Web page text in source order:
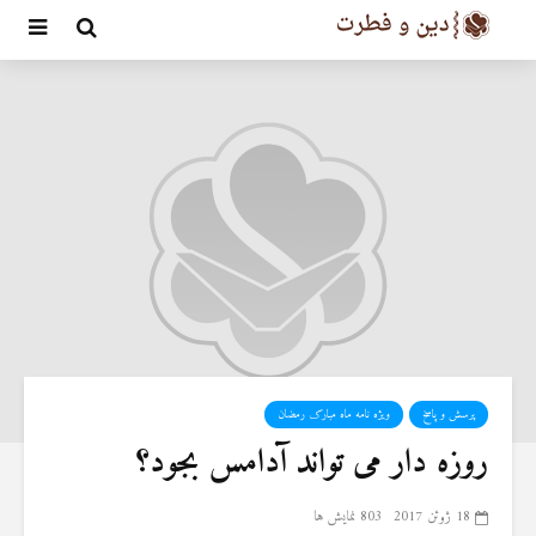
پرسش و پاسخ ویژه نامه ماه مبارک رمضان
روزه دار می تواند آدامس بجود؟
18 ژوئن 2017 803 نمایش ها